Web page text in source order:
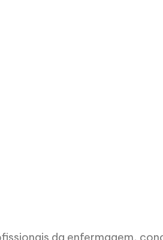
da enfermagem,